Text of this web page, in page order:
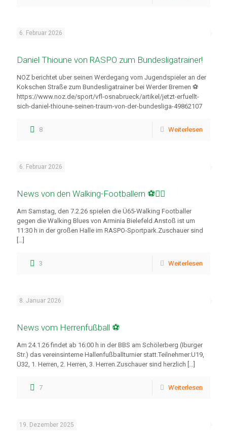
6. Februar 2026
Daniel Thioune von RASPO zum Bundesligatrainer!
NOZ berichtet uber seinen Werdegang vom Jugendspieler an der
Kokschen Straße zum Bundesligatrainer bei Werder Bremen ⚽
https://www.noz.de/sport/vfl-osnabrueck/artikel/jetzt-erfuellt-
sich-daniel-thioune-seinen-traum-von-der-bundesliga-49862107
8 Weiterlesen
6. Februar 2026
News von den Walking-Footballern ⚽🚶‍♂️
Am Samstag, den 7.2.26 spielen die Ü65-Walking Footballer
gegen die Walking Blues von Arminia Bielefeld.Anstoß ist um
11:30 h in der großen Halle im RASPO-Sportpark.Zuschauer sind
[…]
3 Weiterlesen
8. Januar 2026
News vom Herrenfußball ⚽
Am 24.1.26 findet ab 16:00 h in der BBS am Schölerberg (Iburger
Str.) das vereinsinterne Hallenfußballturnier statt.Teilnehmer:U19,
Ü32, 1. Herren, 2. Herren, 3. Herren.Zuschauer sind herzlich […]
7 Weiterlesen
19. Dezember 2025